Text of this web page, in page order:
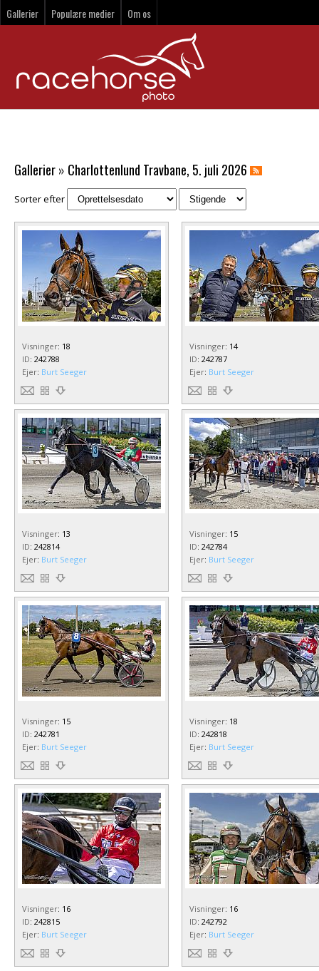
Gallerier Populære medier Om os
Gallerier» Charlottenlund Travbane, 5. juli 2026
Sorter efter
Visninger: 18
ID: 242788
Ejer: Burt Seeger
Visninger: 14
ID: 242787
Ejer: Burt Seeger
Visninger: 13
ID: 242814
Ejer: Burt Seeger
Visninger: 15
ID: 242784
Ejer: Burt Seeger
Visninger: 15
ID: 242781
Ejer: Burt Seeger
Visninger: 18
ID: 242818
Ejer: Burt Seeger
Visninger: 16
ID: 242815
Ejer: Burt Seeger
Visninger: 16
ID: 242792
Ejer: Burt Seeger